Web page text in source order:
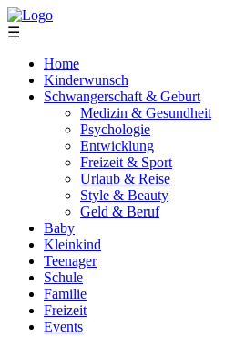
☰
Home
Kinderwunsch
Schwangerschaft & Geburt
Medizin & Gesundheit
Psychologie
Entwicklung
Freizeit & Sport
Urlaub & Reise
Style & Beauty
Geld & Beruf
Baby
Kleinkind
Teenager
Schule
Familie
Freizeit
Events